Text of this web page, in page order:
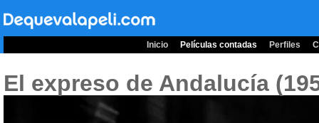
Inicio Películas contadas Perfiles
El expreso de Andalucía